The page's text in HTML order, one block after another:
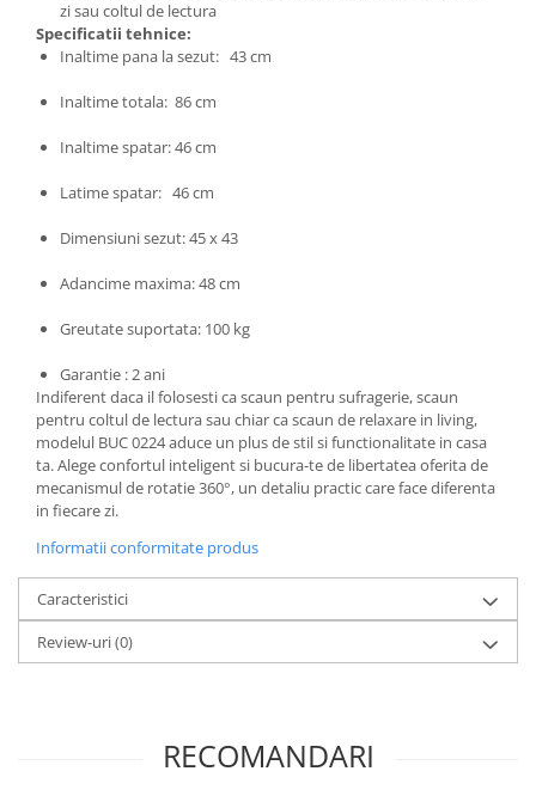
zi sau coltul de lectura
Specificatii tehnice:
Inaltime pana la sezut: 43 cm
Inaltime totala: 86 cm
Inaltime spatar: 46 cm
Latime spatar: 46 cm
Dimensiuni sezut: 45 x 43
Adancime maxima: 48 cm
Greutate suportata: 100 kg
Garantie : 2 ani
Indiferent daca il folosesti ca scaun pentru sufragerie, scaun
pentru coltul de lectura sau chiar ca scaun de relaxare in living,
modelul BUC 0224 aduce un plus de stil si functionalitate in casa
ta. Alege confortul inteligent si bucura-te de libertatea oferita de
mecanismul de rotatie 360°, un detaliu practic care face diferenta
in fiecare zi.
Informatii conformitate produs
Caracteristici
Review-uri(0)
RECOMANDARI